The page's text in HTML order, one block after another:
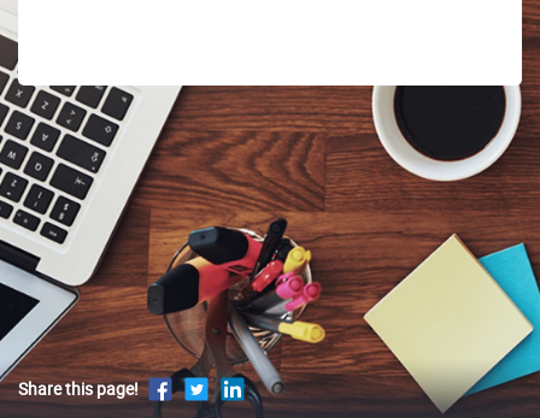
Share this page!